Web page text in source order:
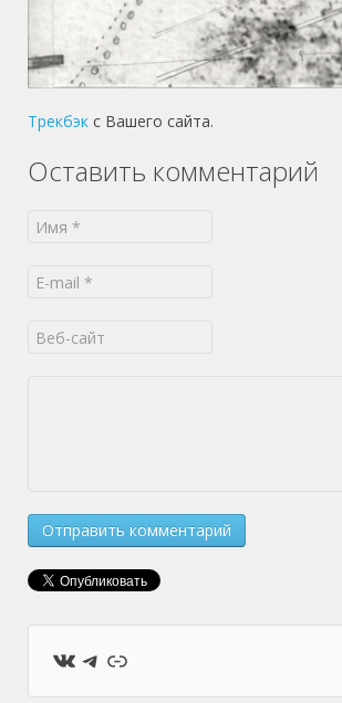
Трекбэк с Вашего сайта.
Оставить комментарий
ВКонтакте
Telegram
Ссылка